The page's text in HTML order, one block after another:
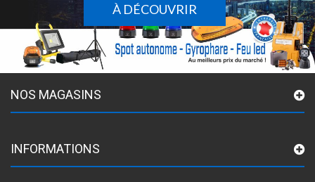
À DÉCOUVRIR
NOS MAGASINS
INFORMATIONS